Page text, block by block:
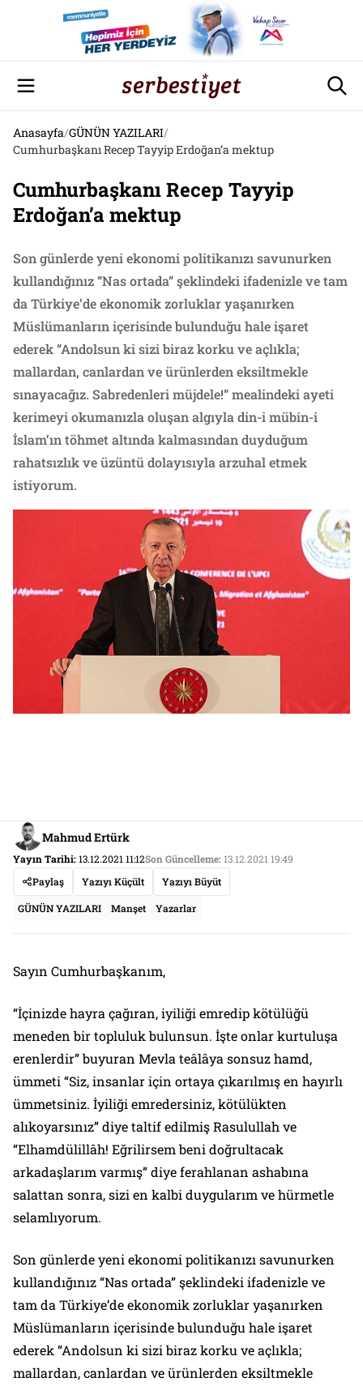
Anasayfa/GÜNÜN YAZILARI/
Cumhurbaşkanı Recep Tayyip Erdoğan’a mektup
Cumhurbaşkanı Recep Tayyip
Erdoğan’a mektup
Son günlerde yeni ekonomi politikanızı savunurken
kullandığınız “Nas ortada” şeklindeki ifadenizle ve tam
da Türkiye’de ekonomik zorluklar yaşanırken
Müslümanların içerisinde bulunduğu hale işaret
ederek “Andolsun ki sizi biraz korku ve açlıkla;
mallardan, canlardan ve ürünlerden eksiltmekle
sınayacağız. Sabredenleri müjdele!” mealindeki ayeti
kerimeyi okumanızla oluşan algıyla din-i mübin-i
İslam’ın töhmet altında kalmasından duyduğum
rahatsızlık ve üzüntü dolayısıyla arzuhal etmek
istiyorum.
Mahmud Ertürk
Yayın Tarihi:13.12.2021 11:12Son Güncelleme:13.12.2021 19:49
Paylaş
Yazıyı Küçült Yazıyı Büyüt
GÜNÜN YAZILARI Manşet Yazarlar
Sayın Cumhurbaşkanım,
“İçinizde hayra çağıran, iyiliği emredip kötülüğü
meneden bir topluluk bulunsun. İşte onlar kurtuluşa
erenlerdir” buyuran Mevla teâlâya sonsuz hamd,
ümmeti “Siz, insanlar için ortaya çıkarılmış en hayırlı
ümmetsiniz. İyiliği emredersiniz, kötülükten
alıkoyarsınız” diye taltif edilmiş Rasulullah ve
“Elhamdülillâh! Eğrilirsem beni doğrultacak
arkadaşlarım varmış” diye ferahlanan ashabına
salattan sonra, sizi en kalbi duygularım ve hürmetle
selamlıyorum.
Son günlerde yeni ekonomi politikanızı savunurken
kullandığınız “Nas ortada” şeklindeki ifadenizle ve
tam da Türkiye’de ekonomik zorluklar yaşanırken
Müslümanların içerisinde bulunduğu hale işaret
ederek “Andolsun ki sizi biraz korku ve açlıkla;
mallardan, canlardan ve ürünlerden eksiltmekle